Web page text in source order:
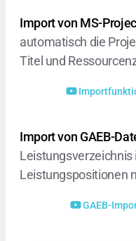
Import von MS-
automatisch die
Titel und
Import von GAEB-
Leistungsverzeichnis
Leistungspositionen
GAEB-